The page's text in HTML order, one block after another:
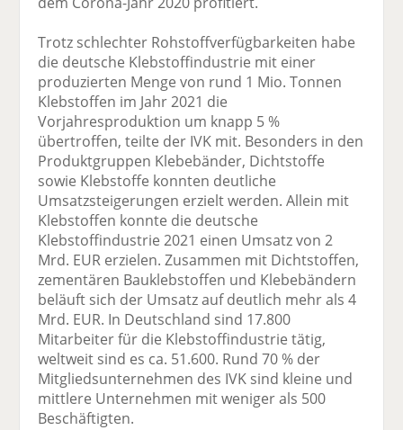
Trotz schlechter Rohstoffverfügbarkeiten habe
die deutsche Klebstoffindustrie mit einer
produzierten Menge von rund 1 Mio. Tonnen
Klebstoffen im Jahr 2021 die
Vorjahresproduktion um knapp 5 %
übertroffen, teilte der IVK mit. Besonders in den
Produktgruppen Klebebänder, Dichtstoffe
sowie Klebstoffe konnten deutliche
Umsatzsteigerungen erzielt werden. Allein mit
Klebstoffen konnte die deutsche
Klebstoffindustrie 2021 einen Umsatz von 2
Mrd. EUR erzielen. Zusammen mit Dichtstoffen,
zementären Bauklebstoffen und Klebebändern
beläuft sich der Umsatz auf deutlich mehr als 4
Mrd. EUR. In Deutschland sind 17.800
Mitarbeiter für die Klebstoffindustrie tätig,
weltweit sind es ca. 51.600. Rund 70 % der
Mitgliedsunternehmen des IVK sind kleine und
mittlere Unternehmen mit weniger als 500
Beschäftigten.